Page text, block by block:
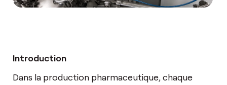
Introduction
Dans la production pharmaceutique, chaque